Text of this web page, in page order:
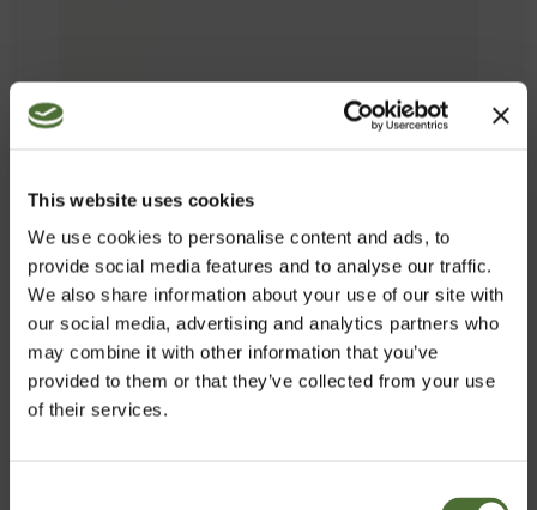
This website uses cookies
We use cookies to personalise content and ads, to
provide social media features and to analyse our traffic.
We also share information about your use of our site with
our social media, advertising and analytics partners who
may combine it with other information that you’ve
provided to them or that they’ve collected from your use
of their services.
Wheat Germ Oil with Vitamin E, E-